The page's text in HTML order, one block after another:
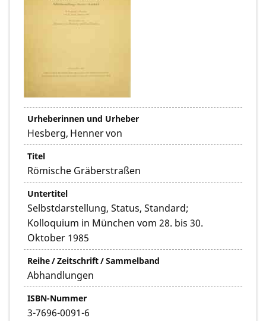
Urheberinnen und Urheber
Hesberg, Henner von
Titel
Römische Gräberstraßen
Untertitel
Selbstdarstellung, Status, Standard;
Kolloquium in München vom 28. bis 30.
Oktober 1985
Reihe / Zeitschrift / Sammelband
Abhandlungen
ISBN-Nummer
3-7696-0091-6